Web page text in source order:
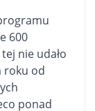
600
nie udało
roku od
ponad